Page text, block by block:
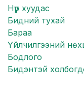
Нүүр хуудас
Бидний тухай
Бараа
Үйлчилгээний
Бодлого
Бидэнтэй